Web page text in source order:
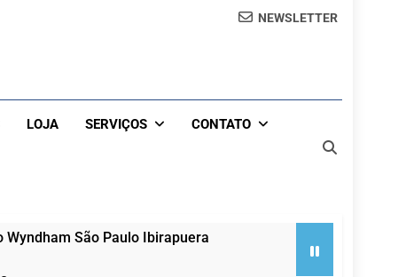
NEWSLETTER
LOJA SERVIÇOS CONTATO
São Paulo Ibirapuera